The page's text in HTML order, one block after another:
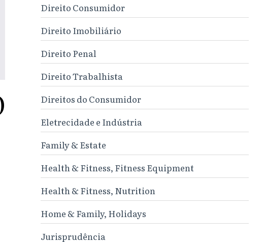
Direito Consumidor
Direito Imobiliário
Direito Penal
Direito Trabalhista
Direitos do Consumidor
Eletrecidade e Indústria
Family & Estate
Health & Fitness, Fitness Equipment
Health & Fitness, Nutrition
Home & Family, Holidays
Jurisprudência